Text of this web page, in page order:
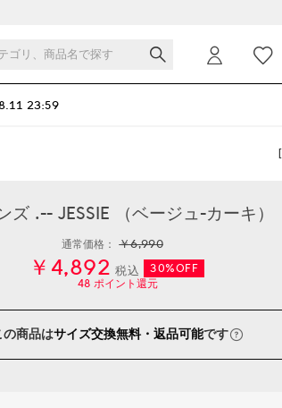
23:59
ズ .-- JESSIE （ベージュ-カーキ）
通常価格：￥6,990
￥4,892 税込
30%OFF
48 ポイント還元
の商品はサイズ交換無料・返品可能です